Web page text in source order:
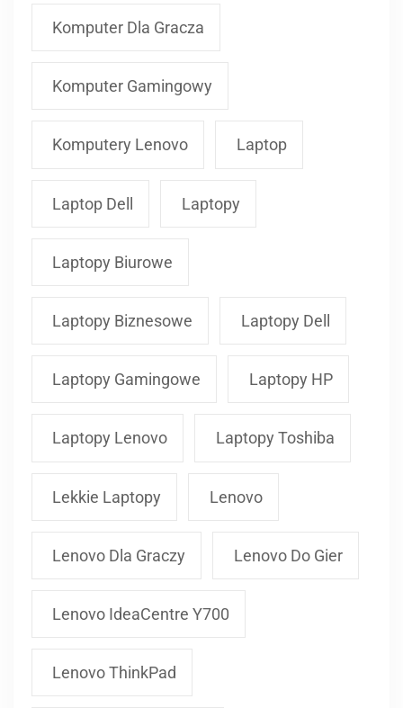
Komputer Dla Gracza
Komputer Gamingowy
Komputery Lenovo Laptop
Laptop Dell Laptopy
Laptopy Biurowe
Laptopy Biznesowe Laptopy Dell
Laptopy Gamingowe Laptopy HP
Laptopy Lenovo Laptopy Toshiba
Lekkie Laptopy Lenovo
Lenovo Dla Graczy Lenovo Do Gier
Lenovo IdeaCentre Y700
Lenovo ThinkPad